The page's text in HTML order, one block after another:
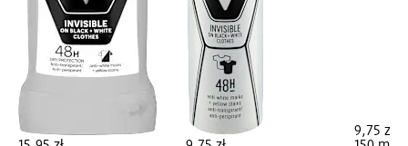
9,75 zł